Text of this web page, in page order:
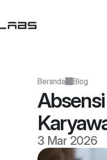
Beranda Blog
3 Mar 2026